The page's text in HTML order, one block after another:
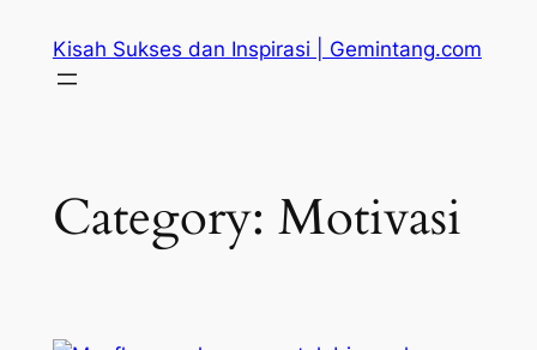
content
Kisah Sukses dan Inspirasi | Gemintang.com
Category: Motivasi